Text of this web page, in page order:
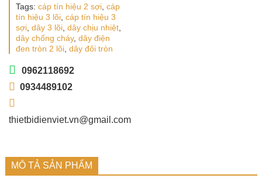
Tags: cáp tín hiệu 2 sợi cáp
tín hiệu 3 lõi cáp tín hiệu 3
sợi dây 3 lõi dây chịu nhiệt
dây chống cháy, dây điện
đen tròn 2 lõi dây đôi tròn
0962118692
0934489102
thietbidienviet.vn@gmail.com
MÔ TẢ SẢN PHẨM